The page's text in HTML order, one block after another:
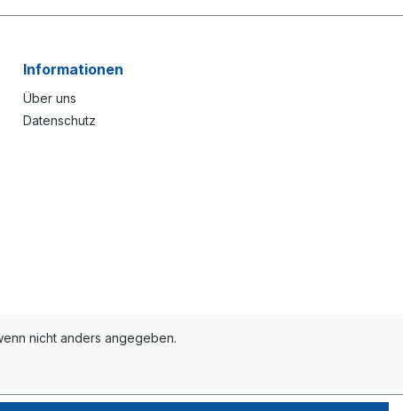
Informationen
Über uns
Datenschutz
nicht anders angegeben.